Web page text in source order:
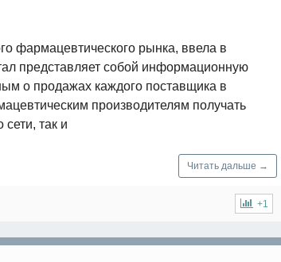
фармацевтического рынка, ввела в
представляет собой информационную
о продажах каждого поставщика в
производителям получать
так и
Читать дальше →
+1